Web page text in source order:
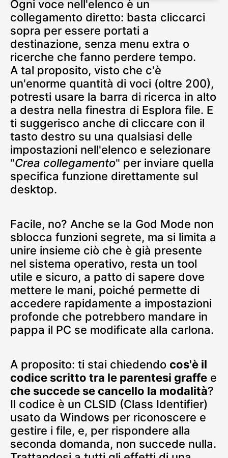
Ogni voce nell'elenco è un
collegamento diretto: basta cliccarci
sopra per essere portati a
destinazione, senza menu extra o
ricerche che fanno perdere tempo.
A tal proposito, visto che c'è
un'enorme quantità di voci (oltre 200),
potresti usare la barra di ricerca in alto
a destra nella finestra di Esplora file. E
ti suggerisco anche di cliccare con il
tasto destro su una qualsiasi delle
impostazioni nell'elenco e selezionare
"Crea collegamento" per inviare quella
specifica funzione direttamente sul
desktop.
Facile, no? Anche se la God Mode non
sblocca funzioni segrete, ma si limita a
unire insieme ciò che è già presente
nel sistema operativo, resta un tool
utile e sicuro, a patto di sapere dove
mettere le mani, poiché permette di
accedere rapidamente a impostazioni
profonde che potrebbero mandare in
pappa il PC se modificate alla carlona.
A proposito: ti stai chiedendo cos'è il
codice scritto tra le parentesi graffe e
che succede se cancello la modalità?
Il codice è un CLSID (Class Identifier)
usato da Windows per riconoscere e
gestire i file, e, per rispondere alla
seconda domanda, non succede nulla.